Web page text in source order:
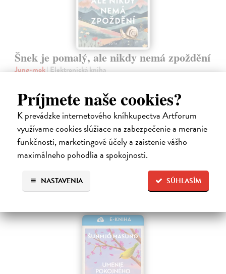
Príjmete naše cookies?
K prevádzke internetového kníhkupectva Artforum
využívame cookies slúžiace na zabezpečenie a meranie
funkčnosti, marketingové účely a zaistenie vášho
maximálneho pohodlia a spokojnosti.
SÚHLASÍM
NASTAVENIA
Šnek je pomalý, ale nikdy nemá zpoždění
Jung-mok| Elektronická kniha
pomalu, nikdy nedorazí na konec cesty? Už jste ho někdy chtěli
popadnout…
Na stiahnutie akoEPUBaMOBI
11,13 €
E-KNIHA